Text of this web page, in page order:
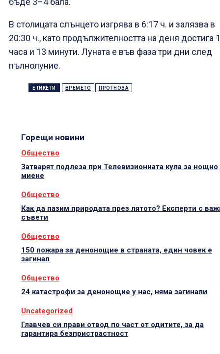
В столицата слънцето изгрява в 6:17 ч. и залязва в
20:30 ч., като продължителността на деня достига
часа и 13 минути. Луната е във фаза три дни след
пълнолуние.
ЕТИКЕТИ ВРЕМЕТО ПРОГНОЗА
Горещи новини
Общество
Затварят подлеза при Телевизионната кула за нощно
миене
Общество
Как да пазим природата през лятото? Експерти с
съвети
Общество
150 пожара за денонощие в страната, един човек е
загинал
Общество
24 катастрофи за денонощие у нас, няма загинали
Uncategorized
Главчев си прави отвод по част от одитите, за да
гарантира безпристрастност